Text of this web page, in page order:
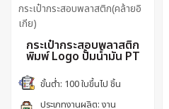
กระเป๋ากระสอบพลาสติก(คล้ายอิ
เกีย)
กระเป๋ากระสอบพลาสติก
พิมพ์ Logo ปั้มน้ำมัน PT
ขั้นต่ำ: 100 ใบขึ้นไป ชิ้น
ประเภทงานผลิต: งาน